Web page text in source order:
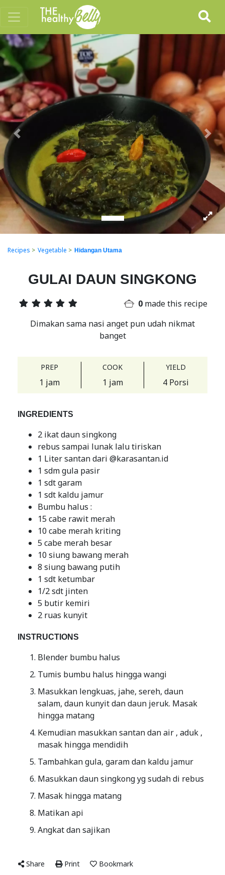
Previous Next
Recipes > Vegetable > Hidangan Utama
GULAI DAUN SINGKONG
0 made this recipe
Dimakan sama nasi anget pun udah nikmat
banget
PREP
1 jam
COOK
1 jam
YIELD
4 Porsi
INGREDIENTS
2 ikat daun singkong
rebus sampai lunak lalu tiriskan
1 Liter santan dari @karasantan.id
1 sdm gula pasir
1 sdt garam
1 sdt kaldu jamur
Bumbu halus :
15 cabe rawit merah
10 cabe merah kriting
5 cabe merah besar
10 siung bawang merah
8 siung bawang putih
1 sdt ketumbar
1/2 sdt jinten
5 butir kemiri
2 ruas kunyit
INSTRUCTIONS
Blender bumbu halus
Tumis bumbu halus hingga wangi
Masukkan lengkuas, jahe, sereh, daun
salam, daun kunyit dan daun jeruk. Masak
hingga matang
Kemudian masukkan santan dan air , aduk ,
masak hingga mendidih
Tambahkan gula, garam dan kaldu jamur
Masukkan daun singkong yg sudah di rebus
Masak hingga matang
Matikan api
Angkat dan sajikan
Share Print Bookmark